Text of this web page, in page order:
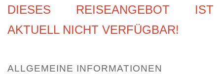
DIESES REISEANGEBOT IST
AKTUELL NICHT VERFÜGBAR!
ALLGEMEINE INFORMATIONEN